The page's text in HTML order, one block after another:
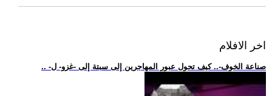
اخر الافلام
.. -صناعة الخوف-.. كيف تحول عبور المهاجرين إلى سبتة إلى -غزو- ل